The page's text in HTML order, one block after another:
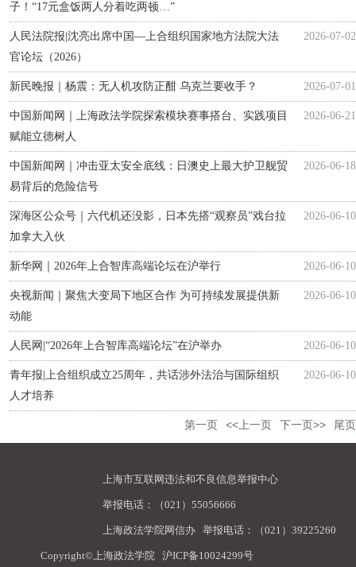
子！“17元盒饭两人分着吃两顿…”
人民法院报|沈亮出席中国—上合组织国家地方法院大法
官论坛（2026）
2026-07-02
新民晚报｜杨震：无人机攻防正酣 乌克兰要收手？ 2026-07-01
中国新闻网｜上海政法学院探索模块赛事搭台、实践项目
赋能立德树人
2026-06-21
中国新闻网｜冲击亚太安全底线：日澳史上最大护卫舰贸
易背后的危险信号
2026-06-18
深海区公众号｜六代机还没影，日本先搭“观察员”戏台拉
加拿大入伙
2026-06-10
新华网｜2026年上合智库高端论坛在沪举行 2026-06-10
央视新闻｜聚焦大变局下地区合作 为可持续发展提供新
动能
2026-06-10
人民网|“2026年上合智库高端论坛”在沪举办 2026-06-10
青年报|上合组织成立25周年，共话涉外法治与国际组织
人才培养
2026-06-10
第一页 <<上一页 下一页>> 尾页
上海市互联网违法和不良信息举报中心
举报电话：（021）55056666
上海政法学院网信办 举报电话：（021）39225260
Copyright©上海政法学院 沪ICP备10024299号